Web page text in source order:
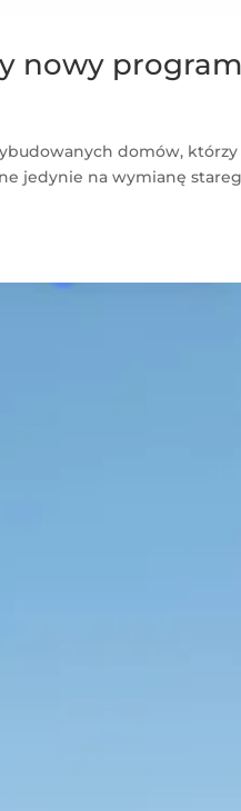
nowy program
domów,
jedynie na wymianę